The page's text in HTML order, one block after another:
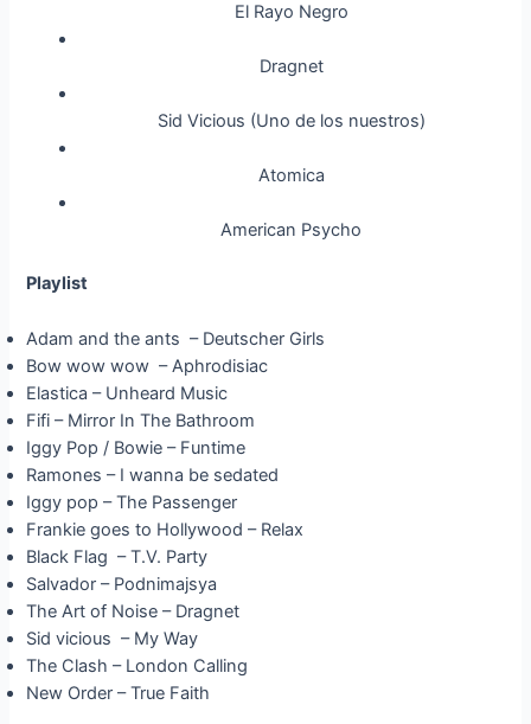
El Rayo Negro
Dragnet
Sid Vicious (Uno de los nuestros)
Atomica
American Psycho
Playlist
Adam and the ants – Deutscher Girls
Bow wow wow – Aphrodisiac
Elastica – Unheard Music
Fifi – Mirror In The Bathroom
Iggy Pop / Bowie – Funtime
Ramones – I wanna be sedated
Iggy pop – The Passenger
Frankie goes to Hollywood – Relax
Black Flag – T.V. Party
Salvador – Podnimajsya
The Art of Noise – Dragnet
Sid vicious – My Way
The Clash – London Calling
New Order – True Faith